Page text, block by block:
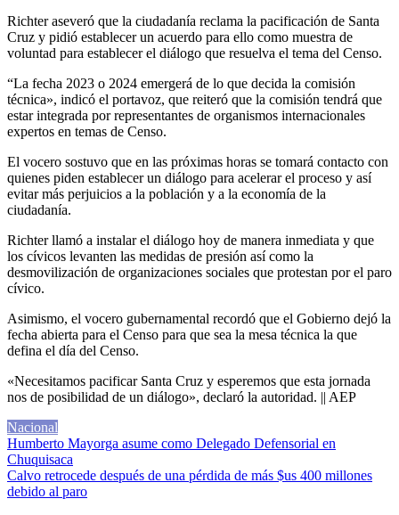
Richter aseveró que la ciudadanía reclama la pacificación de Santa
Cruz y pidió establecer un acuerdo para ello como muestra de
voluntad para establecer el diálogo que resuelva el tema del Censo.
“La fecha 2023 o 2024 emergerá de lo que decida la comisión
técnica», indicó el portavoz, que reiteró que la comisión tendrá que
estar integrada por representantes de organismos internacionales
expertos en temas de Censo.
El vocero sostuvo que en las próximas horas se tomará contacto con
quienes piden establecer un diálogo para acelerar el proceso y así
evitar más perjuicios a la población y a la economía de la
ciudadanía.
Richter llamó a instalar el diálogo hoy de manera inmediata y que
los cívicos levanten las medidas de presión así como la
desmovilización de organizaciones sociales que protestan por el paro
cívico.
Asimismo, el vocero gubernamental recordó que el Gobierno dejó la
fecha abierta para el Censo para que sea la mesa técnica la que
defina el día del Censo.
«Necesitamos pacificar Santa Cruz y esperemos que esta jornada
nos de posibilidad de un diálogo», declaró la autoridad. || AEP
Nacional
Navegación
de
entradas
Humberto Mayorga asume como Delegado Defensorial en
Chuquisaca
Calvo retrocede después de una pérdida de más $us 400 millones
debido al paro